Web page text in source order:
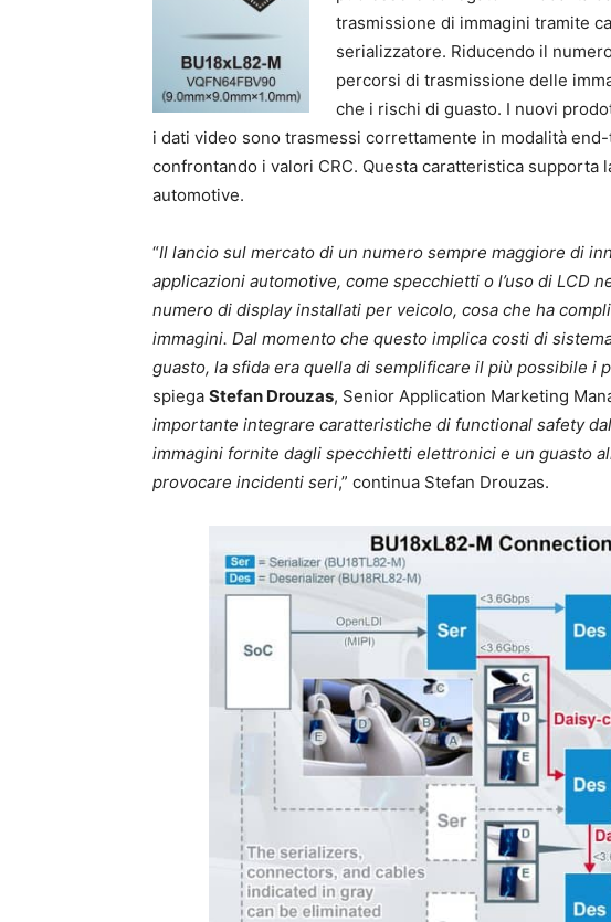
trasmissione di immagini tramite
serializzatore. Riducendo il
percorsi di trasmissione delle
che i rischi di guasto. I nuovi
i dati video sono trasmessi correttamente in modalità
confrontando i valori CRC. Questa caratteristica supporta
automotive.
“Il lancio sul mercato di un numero sempre maggiore di
applicazioni automotive, come specchietti o l’uso di LCD
numero di display installati per veicolo, cosa che ha
immagini. Dal momento che questo implica costi di
guasto, la sfida era quella di semplificare il più possibile i
spiega Stefan Drouzas, Senior Application Marketing
importante integrare caratteristiche di functional safety
immagini fornite dagli specchietti elettronici e un guasto
provocare incidenti seri,” continua Stefan Drouzas.